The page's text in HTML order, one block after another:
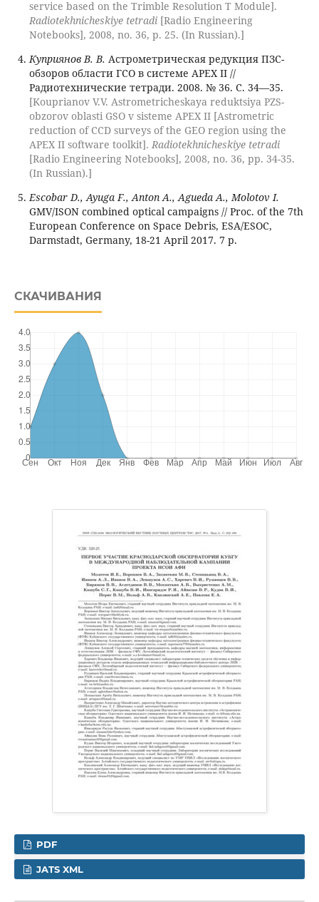
service based on the Trimble Resolution T Module].
Radiotekhnicheskiye tetradi[Radio Engineering
Notebooks], 2008, no. 36, p. 25. (In Russian).]
Куприянов В. В. Астрометрическая редукция ПЗС-
обзоров области ГСО в системе APEX II //
Радиотехнические тетради. 2008. № 36. С. 34—35.
[Kouprianov V.V. Astrometricheskaya reduktsiya PZS-
obzorov oblasti GSO v sisteme APEX II [Astrometric
reduction of CCD surveys of the GEO region using the
APEX II software toolkit]. Radiotekhnicheskiye tetradi
[Radio Engineering Notebooks], 2008, no. 36, pp. 34-35.
(In Russian).]
Escobar D., Ayuga F., Anton A., Agueda A., Molotov I.
GMV/ISON combined optical campaigns // Proc. of the 7th
European Conference on Space Debris, ESA/ESOC,
Darmstadt, Germany, 18-21 April 2017. 7 p.
СКАЧИВАНИЯ
PDF
JATS XML